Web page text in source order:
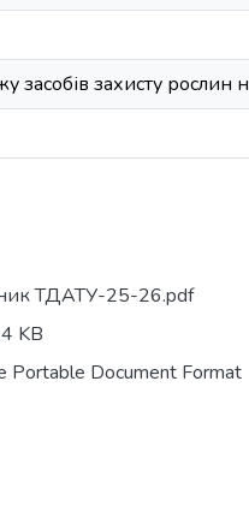
захисту рослин
ТДАТУ-25-26.pdf
KB
Portable Document Format